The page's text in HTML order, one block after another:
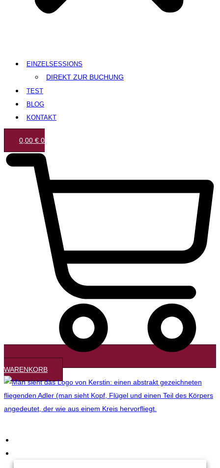
EINZELSESSIONS
DIREKT ZUR BUCHUNG
TEST
BLOG
KONTAKT
0,00 € 0
WARENKORB